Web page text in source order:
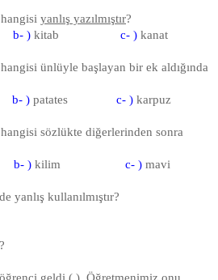
yanlış yazılmıştır?
b- ) kitab c- ) kanat
ünlüyle başlayan bir ek al­dığında
b- ) patates c- ) karpuz
sözlükte diğerlerinden son­ra
b- ) kilim c- ) mavi
yanlış kullanılmıştır?